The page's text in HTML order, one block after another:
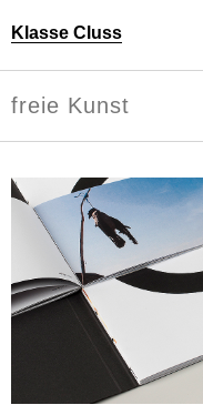
Klasse Cluss
Personen
Projekte
Uli Cluss
Information